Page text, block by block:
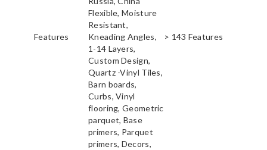
Features
Flexible, Moisture
Resistant,
Kneading Angles,
1-14 Layers,
Custom Design,
> 143 Features
Quartz -Vinyl Tiles,
Barn boards,
Curbs, Vinyl
flooring, Geometric
parquet, Base
primers, Parquet
primers, Decors,